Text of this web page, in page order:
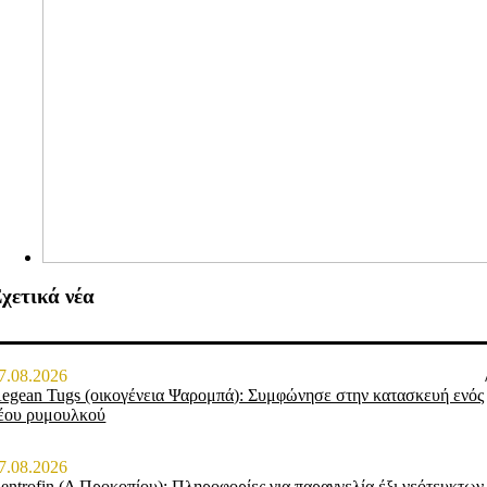
νέα
Tugs (οικογένεια Ψαρομπά): Συμφώνησε στην κατασκευή ενός
ρυμουλκού